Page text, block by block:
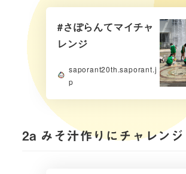
#さぽらんてマイチャ
レンジ
saporant20th.saporant.j
p
2a みそ汁作りにチャレンジ